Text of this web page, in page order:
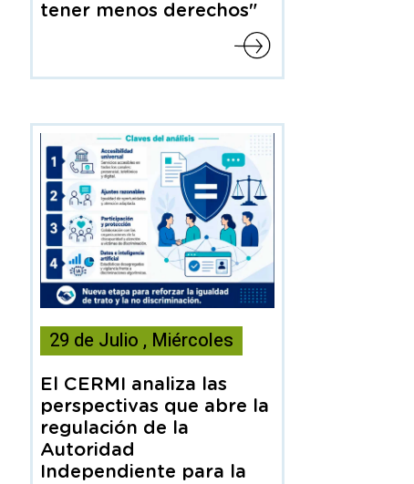
tener menos derechos"
noticia
Articulo
29 de Julio , Miércoles
El CERMI analiza las
perspectivas que abre la
regulación de la
Autoridad
Independiente para la